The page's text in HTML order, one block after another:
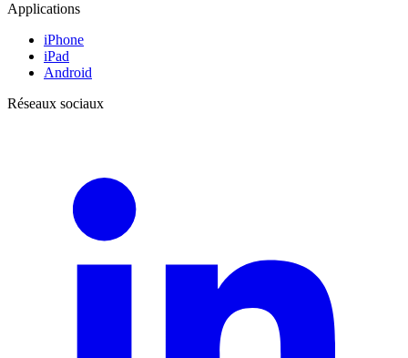
Applications
iPhone
iPad
Android
Réseaux sociaux